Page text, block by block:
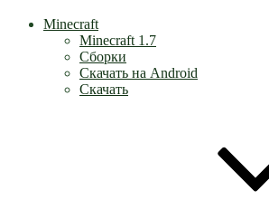
Minecraft
Minecraft 1.7
Сборки
Скачать на Android
Скачать